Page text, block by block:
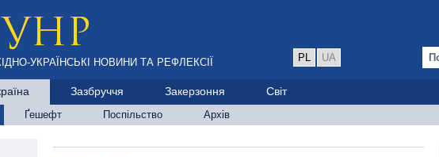
УКРАЇНСЬКІ НОВИНИ ТА РЕФЛЕКСІЇ PL UA
Зазбруччя Закерзоння Світ
Ґешефт Поспільство Архів